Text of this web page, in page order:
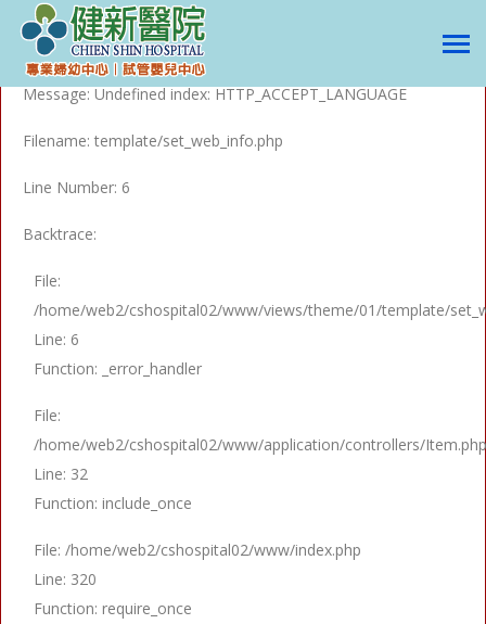
A PHP Error was encountered
Severity: Notice
Message: Undefined index: HTTP_ACCEPT_LANGUAGE
Filename: template/set_web_info.php
Line Number: 6
Backtrace:
File:
/home/web2/cshospital02/www/views/theme/01/template/
Line: 6
Function: _error_handler
File:
/home/web2/cshospital02/www/application/controllers/Item.php
Line: 32
Function: include_once
File: /home/web2/cshospital02/www/index.php
Line: 320
Function: require_once